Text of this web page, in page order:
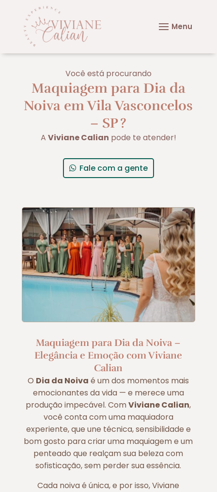
Você está procurando
Maquiagem para Dia da
Noiva em Vila Vasconcelos
– SP?
A Viviane Calian pode te atender!
Fale com a gente
Maquiagem para Dia da Noiva –
Elegância e Emoção com Viviane
Calian
O Dia da Noiva é um dos momentos mais
emocionantes da vida — e merece uma
produção impecável. ComViviane Calian,
você conta com uma maquiadora
experiente, que une técnica, sensibilidade e
bom gosto para criar uma maquiagem e um
penteado que realçam sua beleza com
sofisticação, sem perder sua essência.
Cada noiva é única, e por isso, Viviane